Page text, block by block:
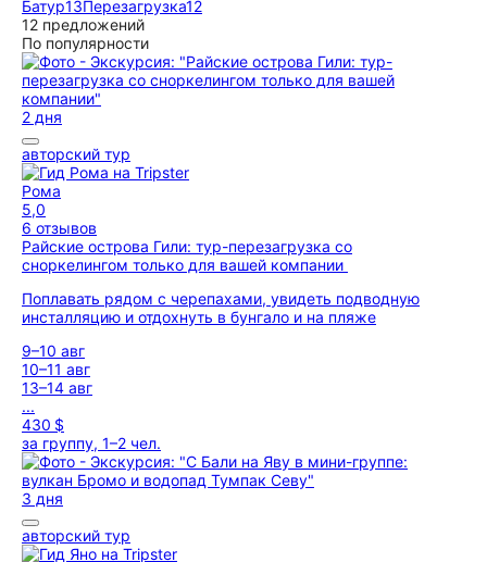
Батур13Перезагрузка12
12 предложений
По популярности
2 дня
авторский тур
Рома
5,0
6 отзывов
Райские острова Гили: тур-перезагрузка со
сноркелингом только для вашей компании
Поплавать рядом с черепахами, увидеть подводную
инсталляцию и отдохнуть в бунгало и на пляже
9–10 авг
10–11 авг
13–14 авг
...
430 $
за группу, 1–2 чел.
3 дня
авторский тур